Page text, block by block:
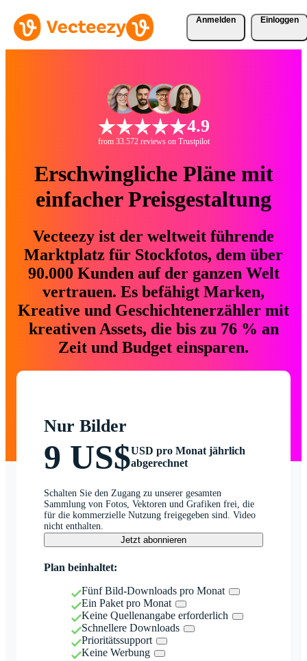
Anmelden Einloggen
4.9
from 33.572 reviews on Trustpilot
Erschwingliche Pläne mit
einfacher Preisgestaltung
Vecteezy ist der weltweit führende
Marktplatz für Stockfotos, dem über
90.000 Kunden auf der ganzen Welt
vertrauen. Es befähigt Marken,
Kreative und Geschichtenerzähler mit
kreativen Assets, die bis zu 76 % an
Zeit und Budget einsparen.
Nur Bilder
9 US$USD pro Monat jährlich
abgerechnet
Schalten Sie den Zugang zu unserer gesamten
Sammlung von Fotos, Vektoren und Grafiken frei, die
für die kommerzielle Nutzung freigegeben sind. Video
nicht enthalten.
Jetzt abonnieren
Plan beinhaltet:
Fünf Bild-Downloads pro Monat
Ein Paket pro Monat
Keine Quellenangabe erforderlich
Schnellere Downloads
Prioritätssupport
Keine Werbung